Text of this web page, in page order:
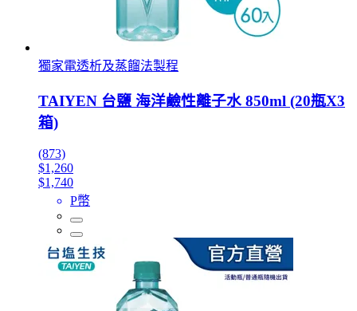
獨家電透析及蒸餾法製程
TAIYEN 台鹽 海洋鹼性離子水 850ml (20瓶X3
箱)
(873)
$1,260
$1,740
P幣